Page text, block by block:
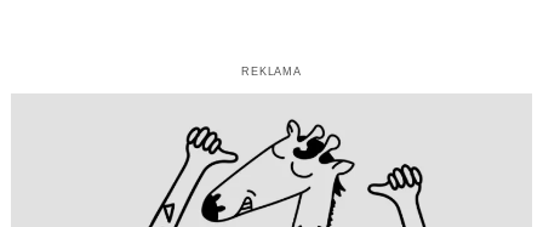
REKLAMA